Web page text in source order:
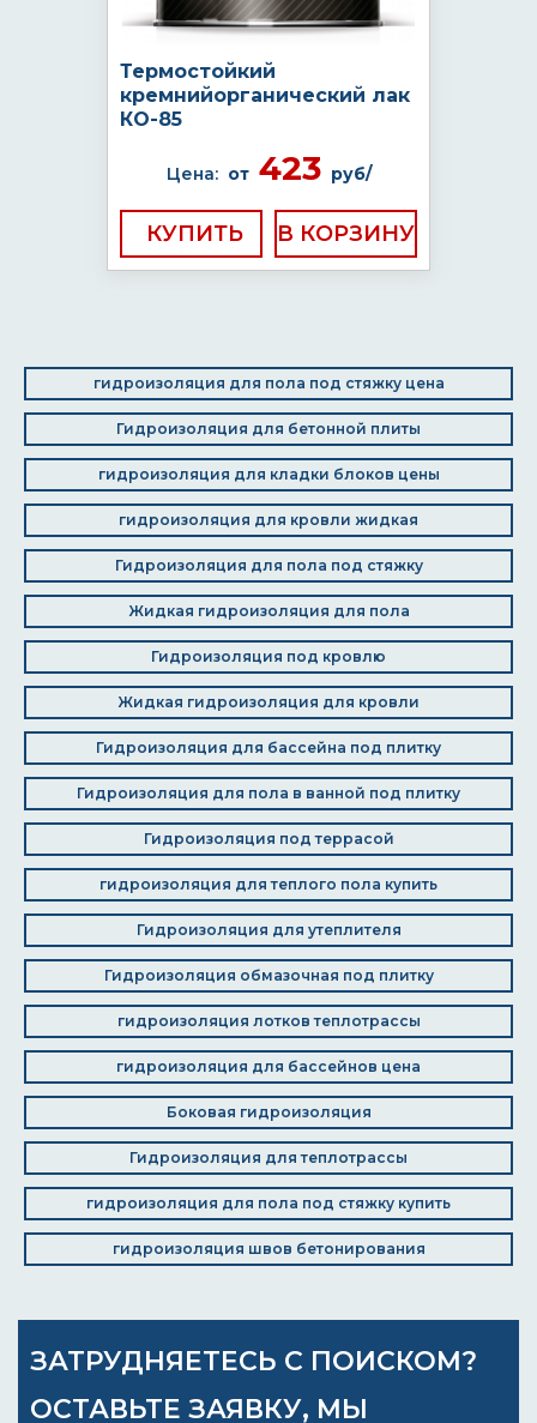
Термостойкий
кремнийорганический лак
КО-85
Цена: от423 руб/
КУПИТЬ
гидроизоляция для пола под стяжку цена
Гидроизоляция для бетонной плиты
гидроизоляция для кладки блоков цены
гидроизоляция для кровли жидкая
Гидроизоляция для пола под стяжку
Жидкая гидроизоляция для пола
Гидроизоляция под кровлю
Жидкая гидроизоляция для кровли
Гидроизоляция для бассейна под плитку
Гидроизоляция для пола в ванной под плитку
Гидроизоляция под террасой
гидроизоляция для теплого пола купить
Гидроизоляция для утеплителя
Гидроизоляция обмазочная под плитку
гидроизоляция лотков теплотрассы
гидроизоляция для бассейнов цена
Боковая гидроизоляция
Гидроизоляция для теплотрассы
гидроизоляция для пола под стяжку купить
гидроизоляция швов бетонирования
ЗАТРУДНЯЕТЕСЬ С ПОИСКОМ?
ОСТАВЬТЕ ЗАЯВКУ, МЫ